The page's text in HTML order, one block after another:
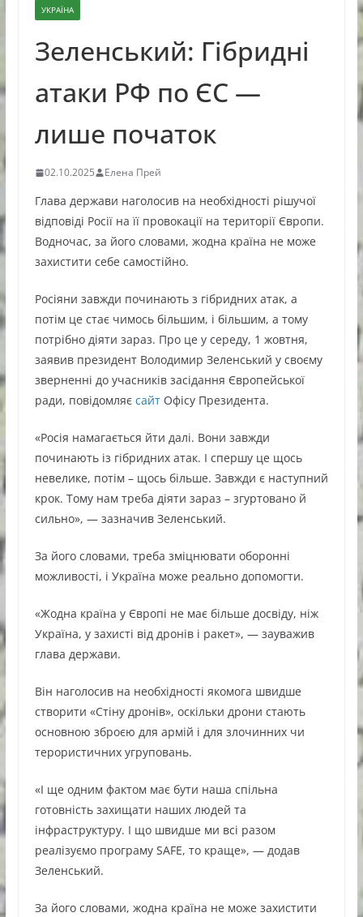
УКРАЇНА
Зеленський: Гібридні
атаки РФ по ЄС —
лише початок
02.10.2025 Елена Прей
Глава держави наголосив на необхідності рішучої
відповіді Росії на її провокації на території Європи.
Водночас, за його словами, жодна країна не може
захистити себе самостійно.
Росіяни завжди починають з гібридних атак, а
потім це стає чимось більшим, і більшим, а тому
потрібно діяти зараз. Про це у середу, 1 жовтня,
заявив президент Володимир Зеленський у своєму
зверненні до учасників засідання Європейської
ради, повідомляє сайтОфісу Президента.
«Росія намагається йти далі. Вони завжди
починають із гібридних атак. І спершу це щось
невелике, потім – щось більше. Завжди є наступний
крок. Тому нам треба діяти зараз – згуртовано й
сильно», — зазначив Зеленський.
За його словами, треба зміцнювати оборонні
можливості, і Україна може реально допомогти.
«Жодна країна у Європі не має більше досвіду, ніж
Україна, у захисті від дронів і ракет», — зауважив
глава держави.
Він наголосив на необхідності якомога швидше
створити «Стіну дронів», оскільки дрони стають
основною зброєю для армій і для злочинних чи
терористичних угруповань.
«І ще одним фактом має бути наша спільна
готовність захищати наших людей та
інфраструктуру. І що швидше ми всі разом
реалізуємо програму SAFE, то краще», — додав
Зеленський.
За його словами, жодна країна не може захистити